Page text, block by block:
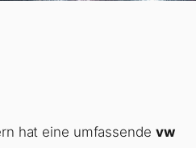
hat eine umfassende vw